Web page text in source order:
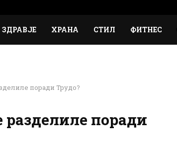
ЗДРАВЈЕ ХРАНА СТИЛ ФИТНЕС
поради Трудо?
разделиле поради